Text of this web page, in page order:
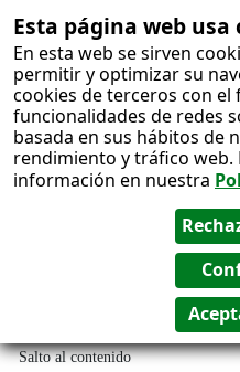
Esta página web usa
En esta web se sirven
permitir y optimizar su
cookies de terceros con
funcionalidades de redes
basada en sus hábitos de
rendimiento y tráfico web.
información en nuestra
Salto al contenido